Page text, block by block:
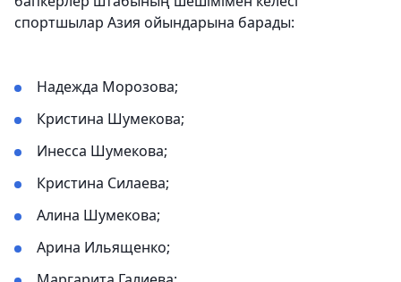
спортшылар Азия ойындарына барады:
Надежда Морозова;
Кристина Шумекова;
Инесса Шумекова;
Кристина Силаева;
Алина Шумекова;
Арина Ильященко;